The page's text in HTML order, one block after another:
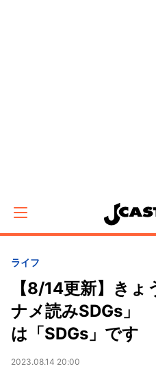
ライフ
【8/14更新】き
ナメ読みSDGs」
は「SDGs」です
2023.08.14 20:00